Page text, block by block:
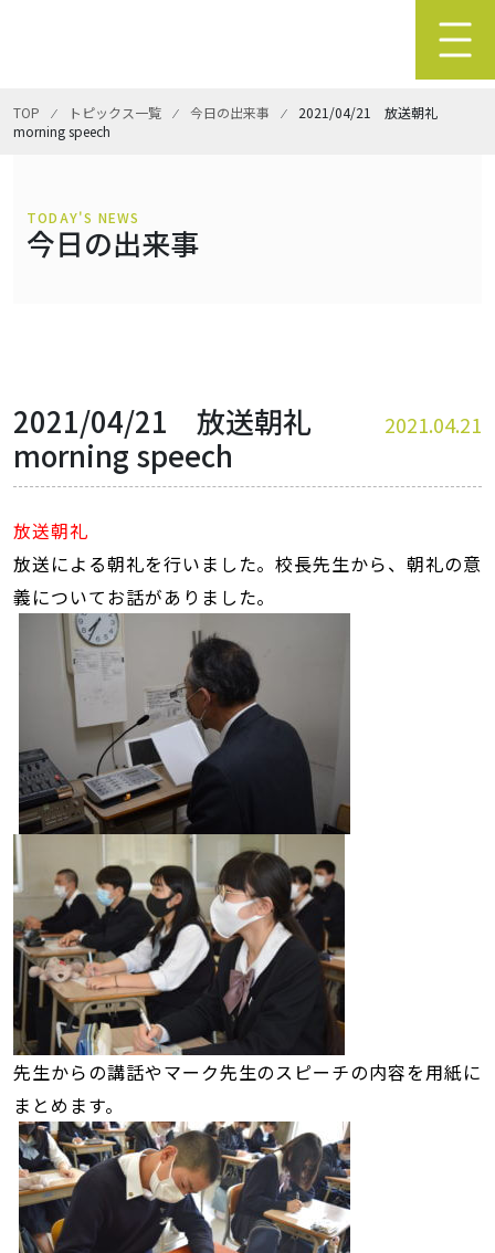
TOP ⁄ トピックス一覧 ⁄ 今日の出来事 ⁄ 2021/04/21 放送朝礼
morning speech
TODAY'S NEWS
今日の出来事
2021/04/21 放送朝礼
morning speech
2021.04.21
放送朝礼
放送による朝礼を行いました。校長先生から、朝礼の意
義についてお話がありました。
先生からの講話やマーク先生のスピーチの内容を用紙に
まとめます。